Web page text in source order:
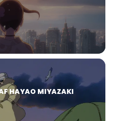
HAYAO MIYAZAKI